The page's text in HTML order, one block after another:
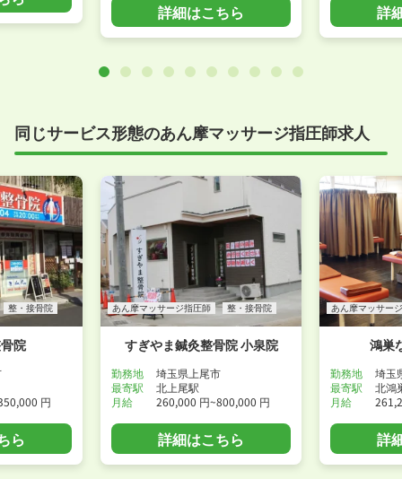
詳細はこちら 詳
同じサービス形態のあん摩マッサージ指圧師求人
整・接骨院
院
円
ら
あん摩マッサージ指圧師 整・接骨院
すぎやま鍼灸整骨院 小泉院
勤務地
埼玉県上尾市
最寄駅
北上尾駅
月給
260,000 円~800,000 円
詳細はこちら
あん摩マッサー
鴻巣
勤務地
埼玉
最寄駅
北鴻
月給
詳